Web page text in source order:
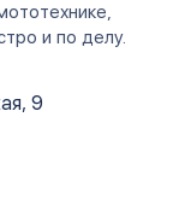
и по делу.
9